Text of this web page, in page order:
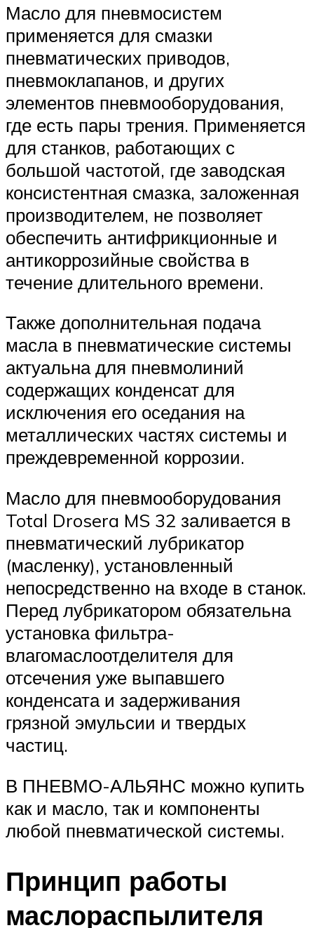
Масло для пневмосистем
применяется для смазки
пневматических приводов,
пневмоклапанов, и других
элементов пневмооборудования,
где есть пары трения. Применяется
для станков, работающих с
большой частотой, где заводская
консистентная смазка, заложенная
производителем, не позволяет
обеспечить антифрикционные и
антикоррозийные свойства в
течение длительного времени.
Также дополнительная подача
масла в пневматические системы
актуальна для пневмолиний
содержащих конденсат для
исключения его оседания на
металлических частях системы и
преждевременной коррозии.
Масло для пневмооборудования
Total Drosera MS 32 заливается в
пневматический лубрикатор
(масленку), установленный
непосредственно на входе в станок.
Перед лубрикатором обязательна
установка фильтра-
влагомаслоотделителя для
отсечения уже выпавшего
конденсата и задерживания
грязной эмульсии и твердых
частиц.
В ПНЕВМО-АЛЬЯНС можно купить
как и масло, так и компоненты
любой пневматической системы.
Принцип работы
маслораспылителя